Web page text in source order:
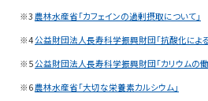
※3 農林水産省「カフェインの過剰摂取について」
※4公益財団法人長寿科学振興財団「抗酸化によ
※5公益財団法人長寿科学振興財団「カリウムの
※6農林水産省「大切な栄養素カルシウム」